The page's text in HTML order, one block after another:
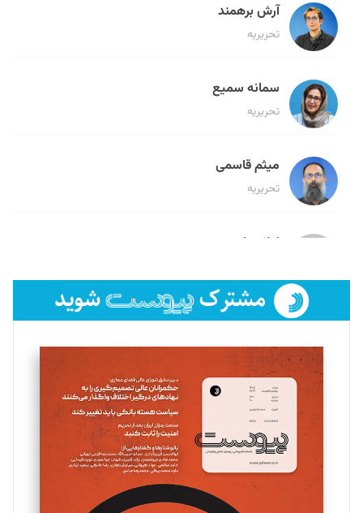
آرش برهمند
تحریریه
سمانه سمیع
تحریریه
میثم قاسمی
تحریریه
لیلا حنارود
فائزه فتحی رستمی
تحریریه
سروش کرمیان
تحریریه
مینا پاکدل